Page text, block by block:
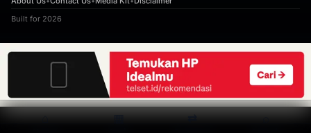
Built for 2026
⌂ ▦ ⇄ ⌕